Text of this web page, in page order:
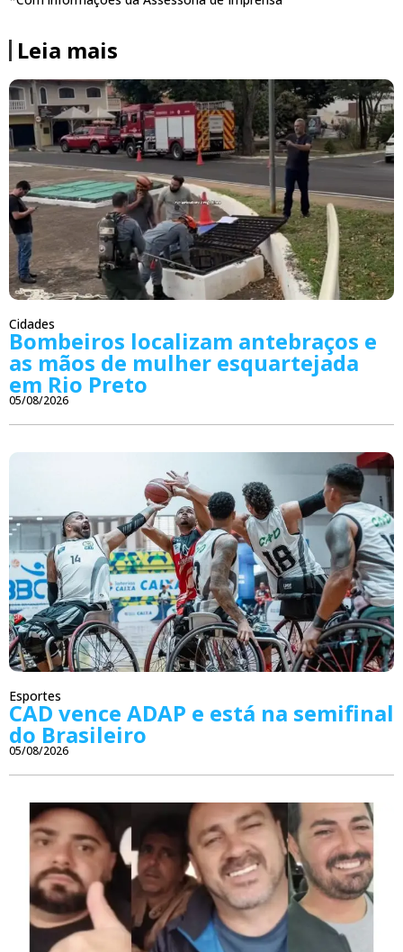
Leia mais
Cidades
Bombeiros localizam antebraços e
as mãos de mulher esquartejada
em Rio Preto
05/08/2026
Esportes
CAD vence ADAP e está na semifinal
do Brasileiro
05/08/2026